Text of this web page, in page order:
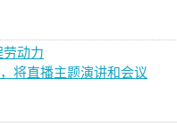
动力
将直播主题演讲和会议